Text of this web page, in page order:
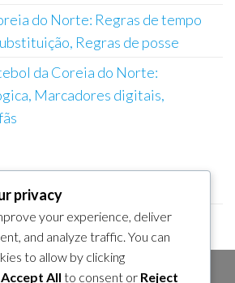
do Norte: Regras de tempo
Regras de posse
da Coreia do Norte:
Marcadores digitais,
privacy
your experience, deliver
and analyze traffic. You can
to allow by clicking
Accept All to consent or Reject